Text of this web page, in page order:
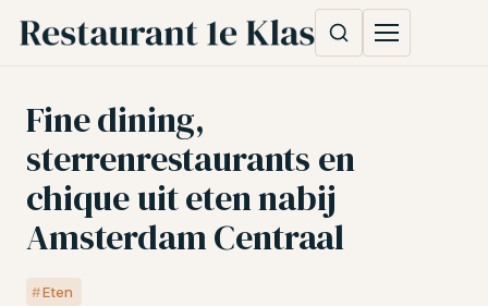
Fine dining,
sterrenrestaurants en
chique uit eten nabij
Amsterdam Centraal
Eten